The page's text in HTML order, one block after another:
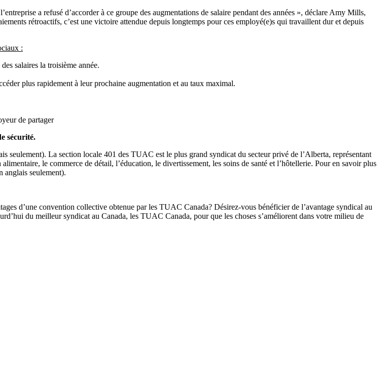
a refusé d’accorder à ce groupe des augmentations de salaire pendant des années », déclare Amy Mills,
rétroactifs, c’est une victoire attendue depuis longtemps pour ces employé(e)s qui travaillent dur et depuis
:
salaires la troisième année.
plus rapidement à leur prochaine augmentation et au taux maximal.
de partager
sécurité.
seulement). La section locale 401 des TUAC est le plus grand syndicat du secteur privé de l’Alberta, représentant
le commerce de détail, l’éducation, le divertissement, les soins de santé et l’hôtellerie. Pour en savoir plus
anglais seulement).
d’une convention collective obtenue par les TUAC Canada? Désirez-vous bénéficier de l’avantage syndical au
du meilleur syndicat au Canada, les TUAC Canada, pour que les choses s’améliorent dans votre milieu de